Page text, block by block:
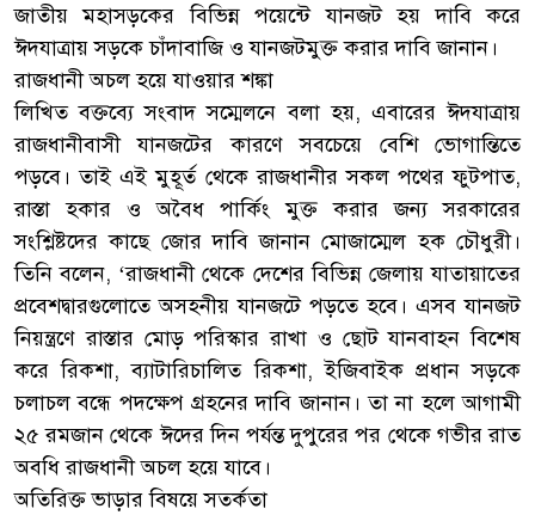
জাতীয় মহাসড়কের বিভিন্ন পয়েন্টে যানজট হয় দাবি করে
ঈদযাত্রায় সড়কে চাঁদাবাজি ও যানজটমুক্ত করার দাবি জানান।
রাজধানী অচল হয়ে যাওয়ার শঙ্কা
লিখিত বক্তব্যে সংবাদ সম্মেলনে বলা হয়, এবারের ঈদযাত্রায়
রাজধানীবাসী যানজটের কারণে সবচেয়ে বেশি ভোগান্তিতে
পড়বে। তাই এই মুহূর্ত থেকে রাজধানীর সকল পথের ফুটপাত,
রাস্তা হকার ও অবৈধ পার্কিং মুক্ত করার জন্য সরকারের
সংশ্লিষ্টদের কাছে জোর দাবি জানান মোজাম্মেল হক চৌধুরী।
তিনি বলেন, ‘রাজধানী থেকে দেশের বিভিন্ন জেলায় যাতায়াতের
প্রবেশদ্বারগুলোতে অসহনীয় যানজটে পড়তে হবে। এসব যানজট
নিয়ন্ত্রণে রাস্তার মোড় পরিস্কার রাখা ও ছোট যানবাহন বিশেষ
করে রিকশা, ব্যাটারিচালিত রিকশা, ইজিবাইক প্রধান সড়কে
চলাচল বন্ধে পদক্ষেপ গ্রহনের দাবি জানান। তা না হলে আগামী
২৫ রমজান থেকে ঈদের দিন পর্যন্ত দুপুরের পর থেকে গভীর রাত
অবধি রাজধানী অচল হয়ে যাবে।
অতিরিক্ত ভাড়ার বিষয়ে সতর্কতা